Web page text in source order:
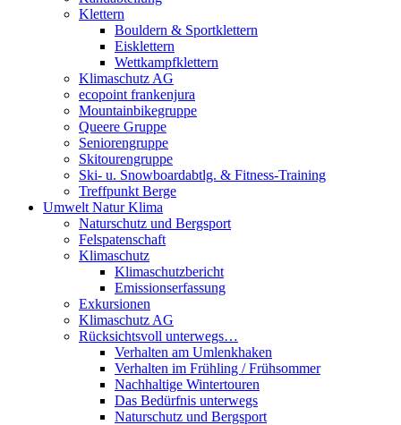
Klettern
Bouldern & Sportklettern
Eisklettern
Wettkampfklettern
Klimaschutz AG
ecopoint frankenjura
Mountainbikegruppe
Queere Gruppe
Seniorengruppe
Skitourengruppe
Ski- u. Snowboardabtlg. & Fitness-Training
Treffpunkt Berge
Umwelt Natur Klima
Naturschutz und Bergsport
Felspatenschaft
Klimaschutz
Klimaschutzbericht
Emissionserfassung
Exkursionen
Klimaschutz AG
Rücksichtsvoll unterwegs…
Verhalten am Umlenkhaken
Verhalten im Frühling / Frühsommer
Nachhaltige Wintertouren
Das Bedürfnis unterwegs
Naturschutz und Bergsport